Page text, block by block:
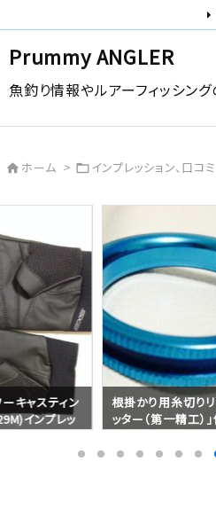
Prummy ANGLER
魚釣り情報やルアーフィッシング
 ホーム > インプレッション、口コミ
ーキャスティン
インプレッ
根掛かり用糸切り
ッター（第一精工）